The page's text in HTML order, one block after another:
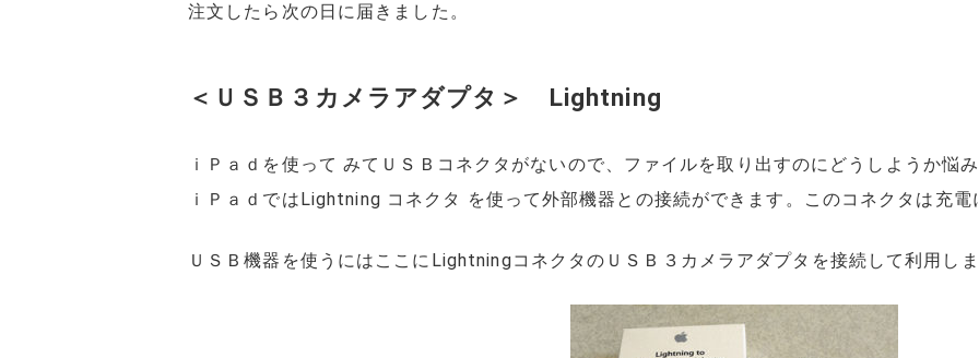
注文したら次の日に届きました。
＜ＵＳＢ３カメラアダプタ＞ Lightning
ｉＰａｄを使って みてＵＳＢコネクタがないので、ファイルを取り出すのにどうしようか悩み
ｉＰａｄではLightning コネクタ を使って外部機器との接続ができます。このコネクタは充電
ＵＳＢ機器を使うにはここにLightningコネクタのＵＳＢ３カメラアダプタを接続して利用しま